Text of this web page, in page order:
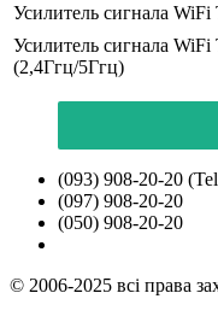
Усилитель сигнала
Усилитель сигнала
(2,4Ггц/5Ггц)
(093) 908-20-20
(097) 908-20-20
(050) 908-20-20
© 2006-2025 всі права